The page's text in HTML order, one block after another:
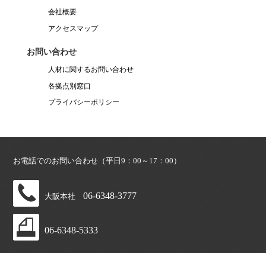
会社概要
アクセスマップ
お問い合わせ
人材に関するお問い合わせ
各拠点別窓口
プライバシーポリシー
お電話でのお問い合わせ（平日9：00～17：00）
大阪本社 06-6348-3777
06-6348-5333